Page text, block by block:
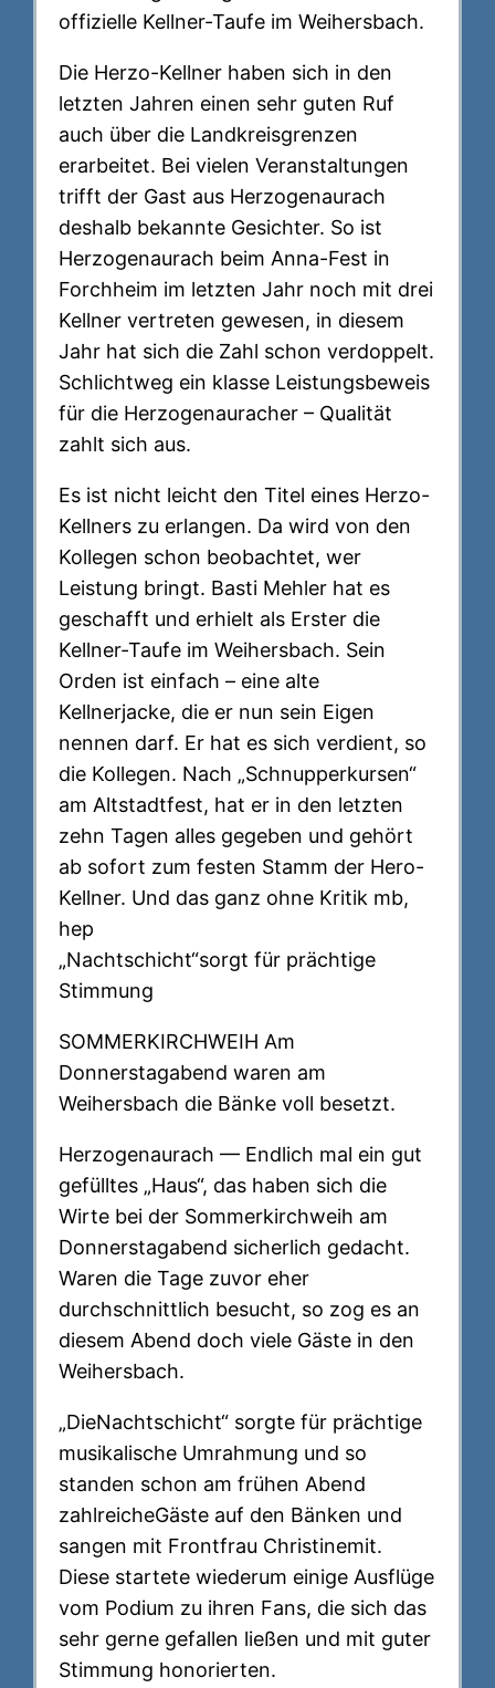
offizielle Kellner-Taufe im Weihersbach.
Die Herzo-Kellner haben sich in den
letzten Jahren einen sehr guten Ruf
auch über die Landkreisgrenzen
erarbeitet. Bei vielen Veranstaltungen
trifft der Gast aus Herzogenaurach
deshalb bekannte Gesichter. So ist
Herzogenaurach beim Anna-Fest in
Forchheim im letzten Jahr noch mit drei
Kellner vertreten gewesen, in diesem
Jahr hat sich die Zahl schon verdoppelt.
Schlichtweg ein klasse Leistungsbeweis
für die Herzogenauracher – Qualität
zahlt sich aus.
Es ist nicht leicht den Titel eines Herzo-
Kellners zu erlangen. Da wird von den
Kollegen schon beobachtet, wer
Leistung bringt. Basti Mehler hat es
geschafft und erhielt als Erster die
Kellner-Taufe im Weihersbach. Sein
Orden ist einfach – eine alte
Kellnerjacke, die er nun sein Eigen
nennen darf. Er hat es sich verdient, so
die Kollegen. Nach „Schnupperkursen“
am Altstadtfest, hat er in den letzten
zehn Tagen alles gegeben und gehört
ab sofort zum festen Stamm der Hero-
Kellner. Und das ganz ohne Kritik mb,
hep
„Nachtschicht“sorgt für prächtige
Stimmung
SOMMERKIRCHWEIH Am
Donnerstagabend waren am
Weihersbach die Bänke voll besetzt.
Herzogenaurach — Endlich mal ein gut
gefülltes „Haus“, das haben sich die
Wirte bei der Sommerkirchweih am
Donnerstagabend sicherlich gedacht.
Waren die Tage zuvor eher
durchschnittlich besucht, so zog es an
diesem Abend doch viele Gäste in den
Weihersbach.
„DieNachtschicht“ sorgte für prächtige
musikalische Umrahmung und so
standen schon am frühen Abend
zahlreicheGäste auf den Bänken und
sangen mit Frontfrau Christinemit.
Diese startete wiederum einige Ausflüge
vom Podium zu ihren Fans, die sich das
sehr gerne gefallen ließen und mit guter
Stimmung honorierten.